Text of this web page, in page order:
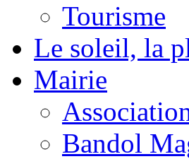
Tourisme
Le soleil, la
Mairie
Bandol